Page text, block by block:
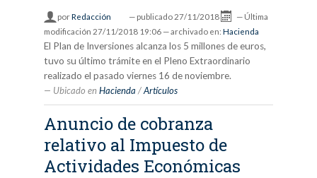
porRedacción — publicado 27/11/2018 — Última
modificación 27/11/2018 19:06 — archivado en: Hacienda
El Plan de Inversiones alcanza los 5 millones de euros,
tuvo su último trámite en el Pleno Extraordinario
realizado el pasado viernes 16 de noviembre.
Ubicado en Hacienda /Artículos
Anuncio de cobranza
relativo al Impuesto de
Actividades Económicas